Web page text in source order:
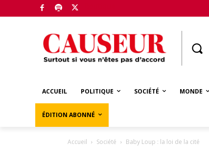
ACCUEIL POLITIQUE SOCIÉTÉ MONDE
ÉDITION ABONNÉ
Accueil Société Baby Loup : la loi de la cité